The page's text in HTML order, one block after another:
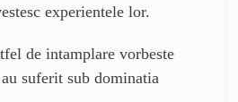
experientele lor.
de intamplare vorbeste
suferit sub dominatia